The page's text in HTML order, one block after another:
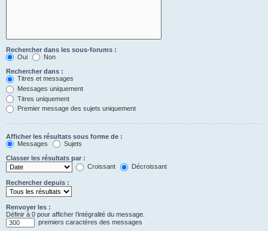
Rechercher dans les sous-forums :
Oui
Non
Rechercher dans :
Titres et messages
Messages uniquement
Titres uniquement
Premier message des sujets uniquement
Afficher les résultats sous forme de :
Messages
Sujets
Classer les résultats par :
Croissant
Décroissant
Rechercher depuis :
Renvoyer les :
Définir à 0 pour afficher l’intégralité du message.
premiers caractères des messages